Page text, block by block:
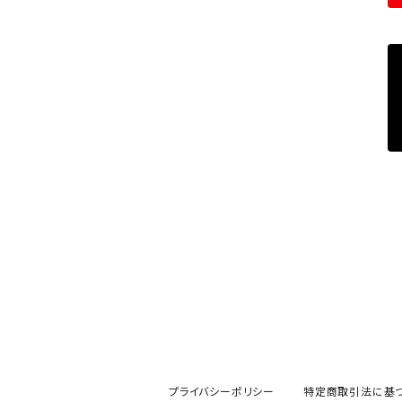
プライバシーポリシー 特定商取引法に基